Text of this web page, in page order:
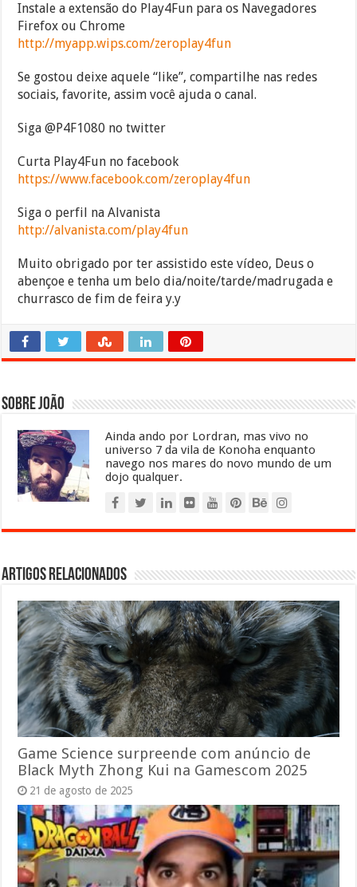
Instale a extensão do Play4Fun para os Navegadores
Firefox ou Chrome
http://myapp.wips.com/zeroplay4fun
Se gostou deixe aquele “like”, compartilhe nas redes
sociais, favorite, assim você ajuda o canal.
Siga @P4F1080 no twitter
Curta Play4Fun no facebook
https://www.facebook.com/zeroplay4fun
Siga o perfil na Alvanista
http://alvanista.com/play4fun
Muito obrigado por ter assistido este vídeo, Deus o
abençoe e tenha um belo dia/noite/tarde/madrugada e
churrasco de fim de feira y.y
Sobre João
Ainda ando por Lordran, mas vivo no
universo 7 da vila de Konoha enquanto
navego nos mares do novo mundo de um
dojo qualquer.
Artigos relacionados
Game Science surpreende com anúncio de
Black Myth Zhong Kui na Gamescom 2025
21 de agosto de 2025